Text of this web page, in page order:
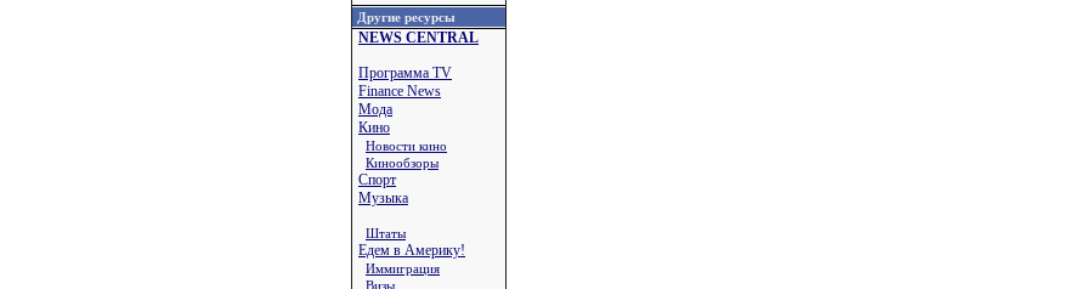
Другие ресурсы
NEWS CENTRAL
Программа TV
Finance News
Мода
Кино
Новости кино
Кинообзоры
Спорт
Музыка
Штаты
Едем в Америку!
Иммиграция
Визы